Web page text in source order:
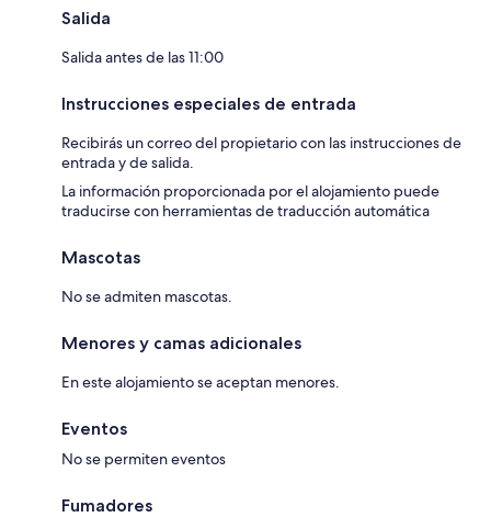
Salida
Salida antes de las 11:00
Instrucciones especiales de entrada
Recibirás un correo del propietario con las instrucciones de
entrada y de salida.
La información proporcionada por el alojamiento puede
traducirse con herramientas de traducción automática
Mascotas
No se admiten mascotas.
Menores y camas adicionales
En este alojamiento se aceptan menores.
Eventos
No se permiten eventos
Fumadores